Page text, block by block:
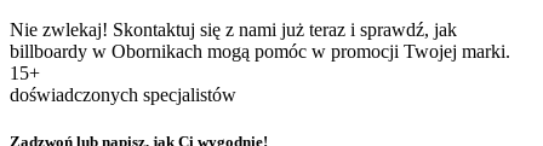
Nie zwlekaj! Skontaktuj się z nami już teraz i sprawdź, jak
billboardy w Obornikach mogą pomóc w promocji Twojej marki.
15+
doświadczonych specjalistów
Zadzwoń lub napisz, jak Ci wygodnie!